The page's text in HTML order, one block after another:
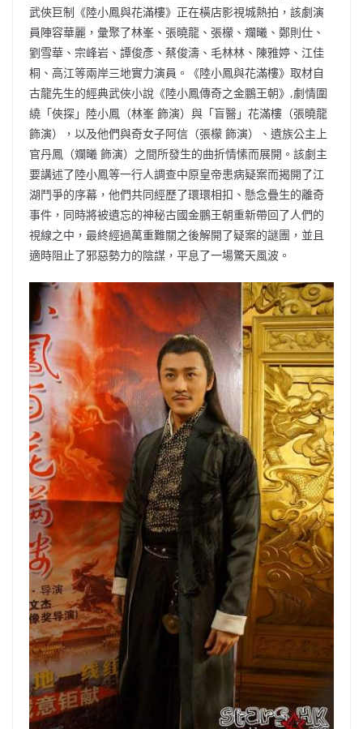
武俠巨制《陸小鳳與花滿樓》正在橫店影視城熱拍，該劇演
員陣容華麗，彙聚了林峯、張曉龍、張檬、斕曦、鄭則仕、
劉雪華、宗峰岩、譚俊彥、蔡俊濤、毛林林、陳雅婷、江佳
桐、高江等兩岸三地實力演員。《陸小鳳與花滿樓》取材自
古龍先生的經典武俠小說《陸小鳳傳奇之金鵬王朝》,劇情圍
繞「俠探」陸小鳳（林峯 飾演）與「盲醫」花滿樓（張曉龍
飾演），以及他們與奇女子阿信（張檬 飾演）、遺族公主上
官丹鳳（斕曦 飾演）之間所發生的曲折情愫而展開。該劇主
要講述了陸小鳳等一行人調查中原皇帝患病疑案而揭開了江
湖鬥爭的序幕，他們共同經歷了環環相扣、懸念疊生的離奇
事件，同時將被遺忘的神秘古國金鵬王朝重新帶回了人們的
視線之中，最終經過萬重難關之後解開了疑案的謎團，並且
適時阻止了邪惡勢力的陰謀，平息了一場驚天風波。